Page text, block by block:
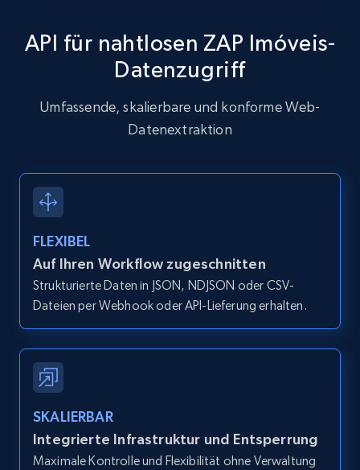
Zillow properties listing information
Zpid, City, State, HomeStatus, Address,
IsListingClaimedByCurrentSignedInUser,
IsCurrentSignedInAgentResponsible, Bedrooms,
Zillow properties listing information -
Discover by custom filters - location, home
type and status
IsCurrentSignedInAgentResponsible, Bedrooms,
and more.
12K+ 1.3K+ Gratis testen
API für nahtlosen ZAP Imóveis-
Datenzugriff
Umfassende, skalierbare und konforme Web-
Datenextraktion
FLEXIBEL
Auf Ihren Workflow zugeschnitten
Strukturierte Daten in JSON, NDJSON oder CSV-
Dateien per Webhook oder API-Lieferung erhalten.
SKALIERBAR
Integrierte Infrastruktur und Entsperrung
Maximale Kontrolle und Flexibilität ohne Verwaltung